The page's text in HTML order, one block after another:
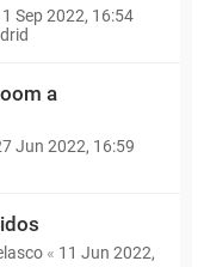
Sep 2022, 16:54
a
Jun 2022, 16:59
« 11 Jun 2022,